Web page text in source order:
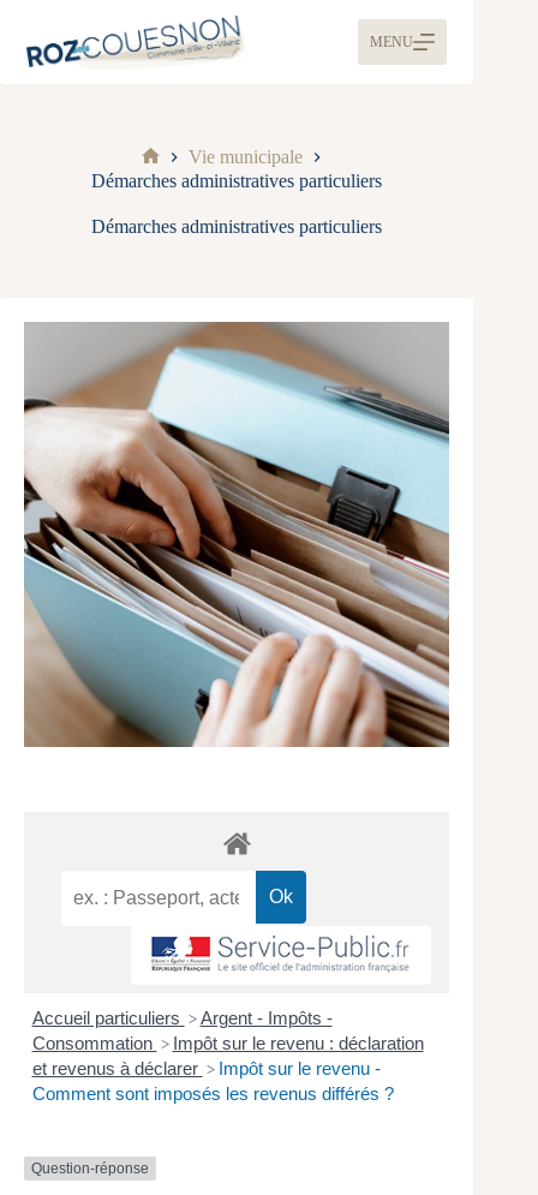
MENU
Vie municipale
Démarches administratives particuliers
Démarches administratives particuliers
Accueil particuliers > Argent - Impôts -
Consommation > Impôt sur le revenu : déclaration
et revenus à déclarer > Impôt sur le revenu -
Comment sont imposés les revenus différés ?
Question-réponse